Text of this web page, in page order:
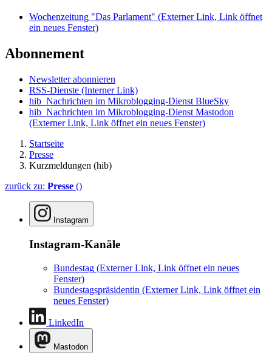
Wochenzeitung "Das Parlament" (Externer Link, Link öffnet
ein neues Fenster)
Abonnement
Newsletter abonnieren
RSS-Dienste (Interner Link)
hib_Nachrichten im Mikroblogging-Dienst BlueSky
hib_Nachrichten im Mikroblogging-Dienst Mastodon
(Externer Link, Link öffnet ein neues Fenster)
Startseite
Presse
Kurzmeldungen (hib)
zurück zu: Presse ()
Instagram
Instagram-Kanäle
Bundestag (Externer Link, Link öffnet ein neues
Fenster)
Bundestagspräsidentin (Externer Link, Link öffnet ein
neues Fenster)
LinkedIn
Mastodon